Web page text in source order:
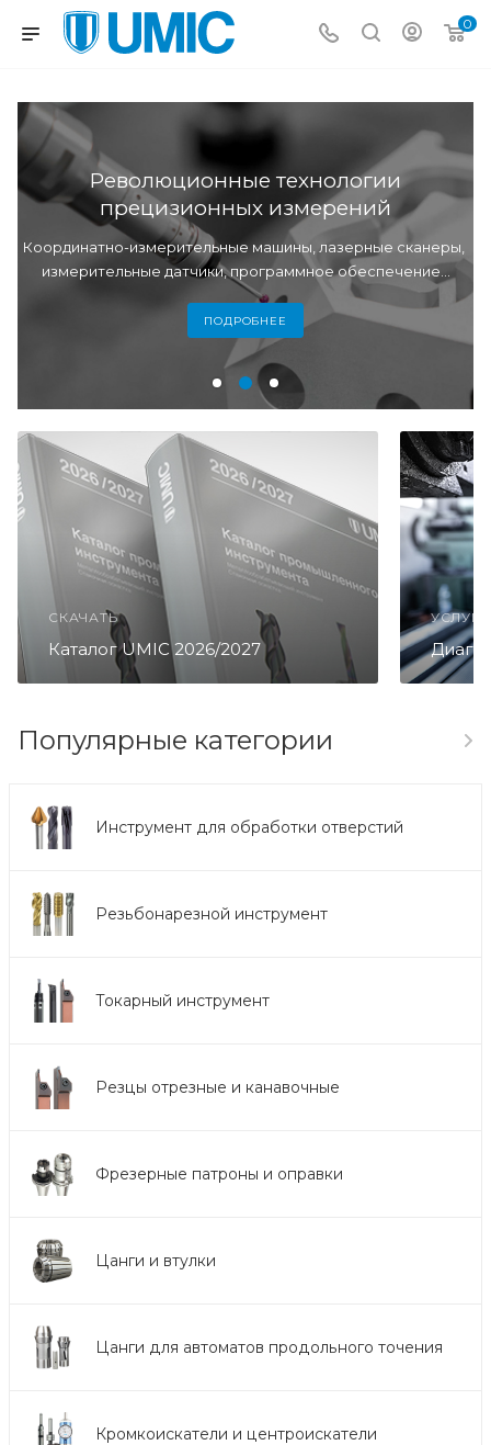
0
Революционные технологии
прецизионных измерений
Координатно-измерительные машины, лазерные сканеры,
измерительные датчики, программное обеспечение...
ПОДРОБНЕЕ
СКАЧАТЬ
Каталог UMIC 2026/2027
УСЛУГА
Популярные категории
Инструмент для обработки отверстий
Резьбонарезной инструмент
Токарный инструмент
Резцы отрезные и канавочные
Фрезерные патроны и оправки
Цанги и втулки
Цанги для автоматов продольного точения
Кромкоискатели и центроискатели